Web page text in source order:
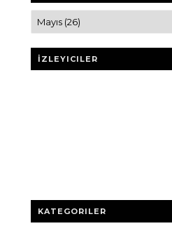
İZLEYICILER
KATEGORILER